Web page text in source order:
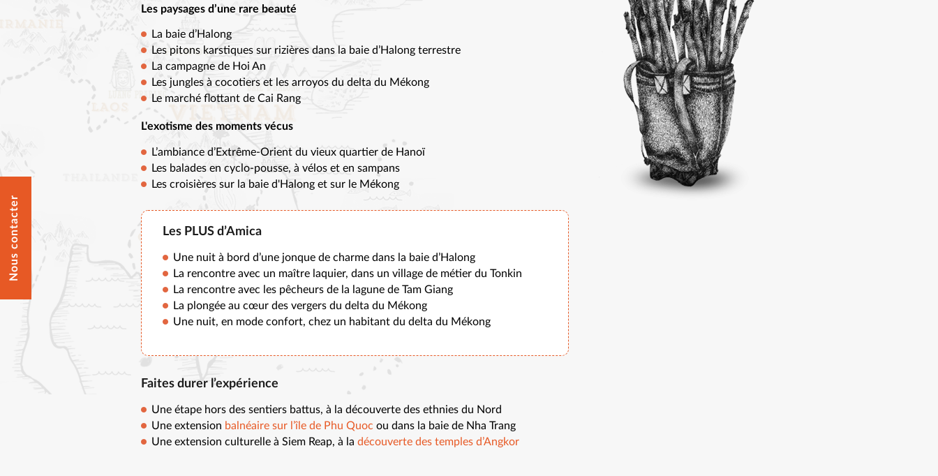
Nous contacter
Les paysages d’une rare beauté
La baie d’Halong
Les pitons karstiques sur rizières dans la baie d’Halong terrestre
La campagne de Hoi An
Les jungles à cocotiers et les arroyos du delta du Mékong
Le marché flottant de Cai Rang
L'exotisme des moments vécus
L’ambiance d’Extrême-Orient du vieux quartier de Hanoï
Les balades en cyclo-pousse, à vélos et en sampans
Les croisières sur la baie d'Halong et sur le Mékong
Les PLUS d’Amica
Une nuit à bord d’une jonque de charme dans la baie d’Halong
La rencontre avec un maître laquier, dans un village de métier du Tonkin
La rencontre avec les pêcheurs de la lagune de Tam Giang
La plongée au cœur des vergers du delta du Mékong
Une nuit, en mode confort, chez un habitant du delta du Mékong
Faites durer l’expérience
Une étape hors des sentiers battus, à la découverte des ethnies du Nord
Une extension balnéaire sur l’île de Phu Quoc ou dans la baie de Nha Trang
Une extension culturelle à Siem Reap, à la découverte des temples d’Angkor